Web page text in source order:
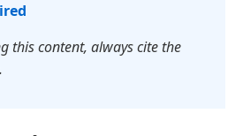
this content, always cite the